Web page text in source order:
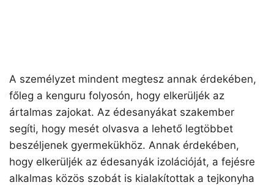
A személyzet mindent megtesz annak érdekében,
főleg a kenguru folyosón, hogy elkerüljék az
ártalmas zajokat. Az édesanyákat szakember
segíti, hogy mesét olvasva a lehető legtöbbet
beszéljenek gyermekükhöz. Annak érdekében,
hogy elkerüljék az édesanyák izolációját, a fejésre
alkalmas közös szobát is kialakítottak a tejkonyha